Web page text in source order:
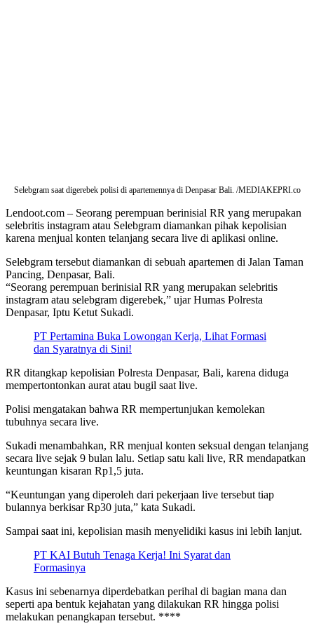
Selebgram saat digerebek polisi di apartemennya di Denpasar Bali. /MEDIAKEPRI.co
Lendoot.com – Seorang perempuan berinisial RR yang merupakan
selebritis instagram atau Selebgram diamankan pihak kepolisian
karena menjual konten telanjang secara live di aplikasi online.
Selebgram tersebut diamankan di sebuah apartemen di Jalan Taman
Pancing, Denpasar, Bali.
“Seorang perempuan berinisial RR yang merupakan selebritis
instagram atau selebgram digerebek,” ujar Humas Polresta
Denpasar, Iptu Ketut Sukadi.
PT Pertamina Buka Lowongan Kerja, Lihat Formasi
dan Syaratnya di Sini!
RR ditangkap kepolisian Polresta Denpasar, Bali, karena diduga
mempertontonkan aurat atau bugil saat live.
Polisi mengatakan bahwa RR mempertunjukan kemolekan
tubuhnya secara live.
Sukadi menambahkan, RR menjual konten seksual dengan telanjang
secara live sejak 9 bulan lalu. Setiap satu kali live, RR mendapatkan
keuntungan kisaran Rp1,5 juta.
“Keuntungan yang diperoleh dari pekerjaan live tersebut tiap
bulannya berkisar Rp30 juta,” kata Sukadi.
Sampai saat ini, kepolisian masih menyelidiki kasus ini lebih lanjut.
PT KAI Butuh Tenaga Kerja! Ini Syarat dan
Formasinya
Kasus ini sebenarnya diperdebatkan perihal di bagian mana dan
seperti apa bentuk kejahatan yang dilakukan RR hingga polisi
melakukan penangkapan tersebut. ****